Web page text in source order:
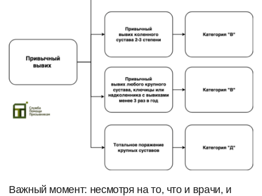
Важный момент: несмотря на то, что и врачи, и